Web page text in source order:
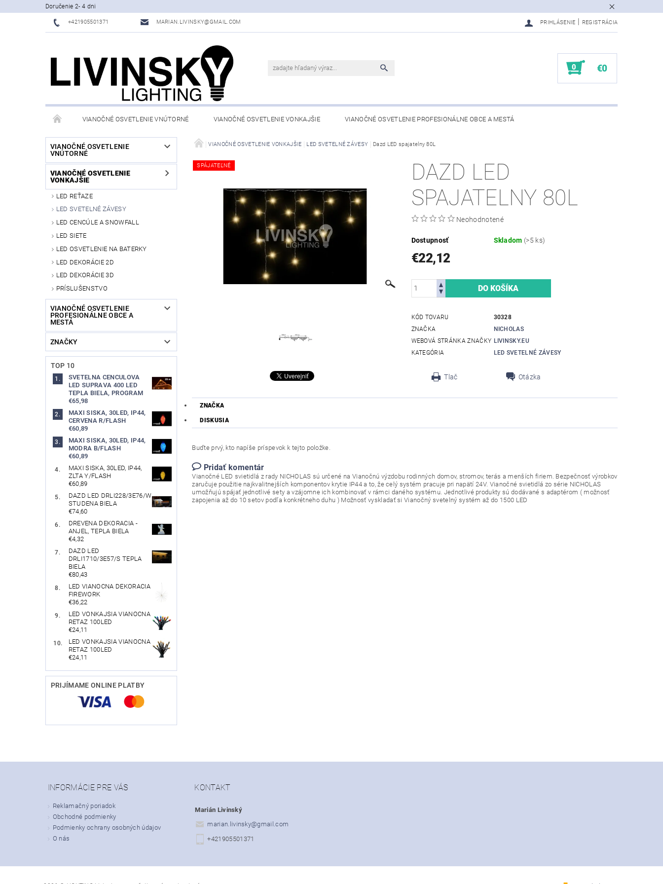
Doručenie 2- 4 dni
+421905501371 MARIAN.LIVINSKY@GMAIL.COM PRIHLÁSENIE REGISTRÁCIA
0 €0
VIANOČNÉ OSVETLENIE VNÚTORNÉ VIANOČNÉ OSVETLENIE VONKAJŠIE VIANOČNÉ OSVETLENIE PROFESIONÁLNE OBCE A MESTÁ
OBCHODNÉ PODMIENKY KONTAKTY
VIANOČNÉ OSVETLENIE
VNÚTORNÉ
VIANOČNÉ OSVETLENIE
VONKAJŠIE
LED REŤAZE
LED SVETELNÉ ZÁVESY
LED CENCÚLE A SNOWFALL
LED SIETE
LED OSVETLENIE NA BATERKY
LED DEKORÁCIE 2D
LED DEKORÁCIE 3D
PRÍSLUŠENSTVO
VIANOČNÉ OSVETLENIE
PROFESIONÁLNE OBCE A
MESTÁ
ZNAČKY
TOP 10
SVETELNA CENCULOVA
LED SUPRAVA 400 LED
TEPLA BIELA, PROGRAM
€65,98
MAXI SISKA, 30LED, IP44,
CERVENA R/FLASH
€60,89
MAXI SISKA, 30LED, IP44,
MODRA B/FLASH
€60,89
MAXI SISKA, 30LED, IP44,
ZLTA Y/FLASH
€60,89
DAZD LED DRLI228/3E76/W
STUDENA BIELA
€74,60
DREVENA DEKORACIA -
ANJEL, TEPLA BIELA
€4,32
DAZD LED
DRLI1710/3E57/S TEPLA
BIELA
€80,43
LED VIANOCNA DEKORACIA
FIREWORK
€36,22
LED VONKAJSIA VIANOCNA
RETAZ 100LED
€24,11
LED VONKAJSIA VIANOCNA
RETAZ 100LED
€24,11
PRIJÍMAME ONLINE PLATBY
VIANOČNÉ OSVETLENIE VONKAJŠIE LED SVETELNÉ ZÁVESY Dazd LED spajatelny 80L
SPÁJATEĽNÉ
DAZD LED
SPAJATELNY 80L
Neohodnotené
Dostupnosť Skladom (>5 ks)
€22,12
KÓD TOVARU
30328
ZNAČKA
NICHOLAS
WEBOVÁ STRÁNKA ZNAČKY LIVINSKY.EU
KATEGÓRIA
LED SVETELNÉ ZÁVESY
Tlač Otázka
ZNAČKA
DISKUSIA
Buďte prvý, kto napíše príspevok k tejto položke.
Pridať komentár
Vianočné LED svietidlá z rady NICHOLAS sú určené na Vianočnú výzdobu rodinných domov, stromov, terás a menších firiem. Bezpečnosť výrobkov
zaručuje použitie najkvalitnejších komponentov krytie IP44 a to, že celý systém pracuje pri napätí 24V. Vianočné svietidlá zo série NICHOLAS
umožňujú spájať jednotlivé sety a vzájomne ich kombinovať v rámci daného systému. Jednotlivé produkty sú dodávané s adaptérom ( možnosť
zapojenia až do 10 setov podľa konkrétneho duhu ) Možnosť vyskladať si Vianočný svetelný systém až do 1500 LED
INFORMÁCIE PRE VÁS
Reklamačný poriadok
Obchodné podmienky
Podmienky ochrany osobných údajov
O nás
KONTAKT
Marián Livinský
marian.livinsky@gmail.com
+421905501371